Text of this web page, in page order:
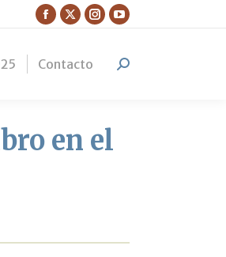
Facebook
opens
X
opens
window
Instagram
opens
window
YouTube
opens
Contacto Search:
en el